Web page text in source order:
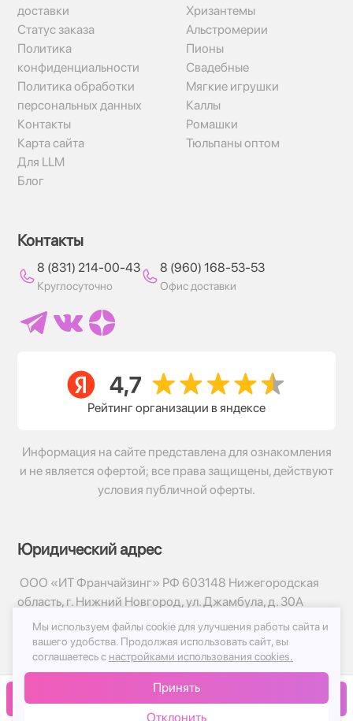
В корзину
доставки
Статус заказа
Политика
конфиденциальности
Политика обработки
персональных данных
Контакты
Карта сайта
Для LLM
Блог
Хризантемы
Альстромерии
Пионы
Свадебные
Мягкие игрушки
Каллы
Ромашки
Тюльпаны оптом
Контакты
8 (831) 214-00-43
Круглосуточно
8 (960) 168-53-53
Офис доставки
Рейтинг организации в яндексе
Информация на сайте представлена для ознакомления
и не является офертой; все права защищены, действуют
условия публичной оферты.
Юридический адрес
ООО «ИТ Франчайзинг» РФ 603148 Нижегородская
область, г. Нижний Новгород, ул. Джамбула, д. 30А
© 2017-2026г, База Цветов 24.ру
Политика конфиденциальности
Публичная оферта
Мы используем файлы cookie для улучшения работы сайта и
вашего удобства. Продолжая использовать сайт, вы
соглашаетесь с настройками использования cookies.
Принять
Отклонить